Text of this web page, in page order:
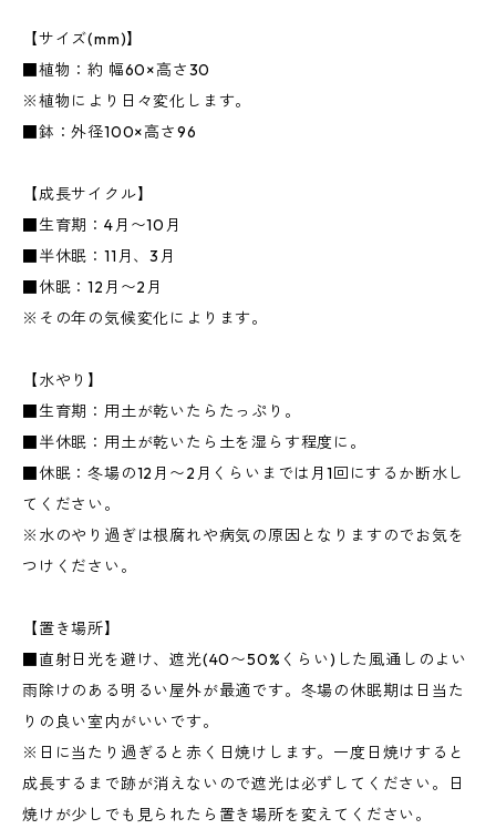
【サイズ(mm)】
■植物：約 幅60×高さ30
※植物により日々変化します。
■鉢：外径100×高さ96
【成長サイクル】
■生育期：4月〜10月
■半休眠：11月、3月
■休眠：12月〜2月
※その年の気候変化によります。
【水やり】
■生育期：用土が乾いたらたっぷり。
■半休眠：用土が乾いたら土を湿らす程度に。
■休眠：冬場の12月〜2月くらいまでは月1回にするか断水し
てください。
※水のやり過ぎは根腐れや病気の原因となりますのでお気を
つけください。
【置き場所】
■直射日光を避け、遮光(40〜50%くらい)した風通しのよい
雨除けのある明るい屋外が最適です。冬場の休眠期は日当た
りの良い室内がいいです。
※日に当たり過ぎると赤く日焼けします。一度日焼けすると
成長するまで跡が消えないので遮光は必ずしてください。日
焼けが少しでも見られたら置き場所を変えてください。